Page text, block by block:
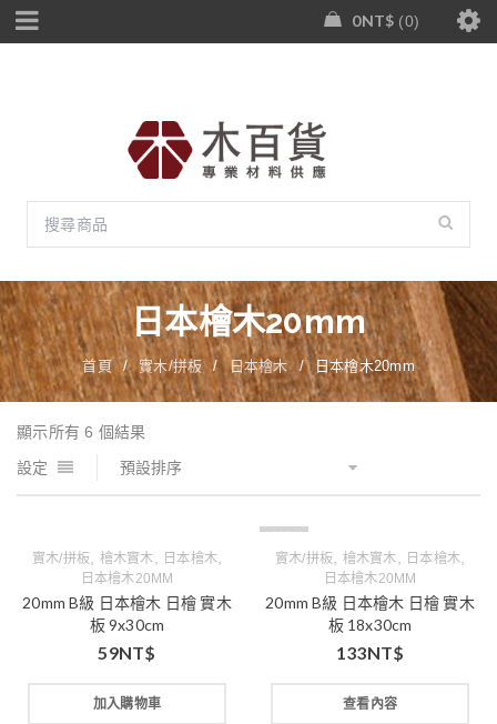
0NT$ 0
日本檜木20mm
首頁 / 實木/拼板 / 日本檜木 / 日本檜木20mm
顯示所有 6 個結果
設定
預設排序
實木/拼板 檜木實木 日本檜木
日本檜木20MM
20mm B級 日本檜木 日檜 實木
板 9x30cm
59NT$
加入購物車
實木/拼板 檜木實木 日本檜木
日本檜木20MM
20mm B級 日本檜木 日檜 實木
板 18x30cm
133NT$
查看內容